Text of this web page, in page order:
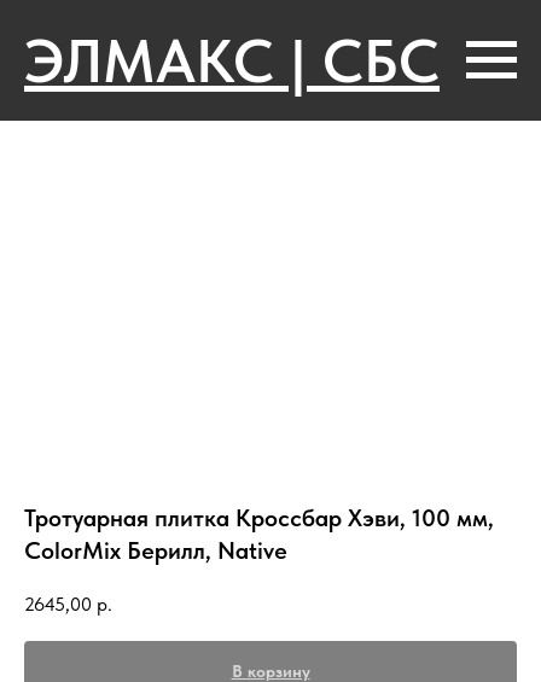
ЭЛМАКС | СБС
Тротуарная плитка Кроссбар Хэви, 100 мм,
ColorMix Берилл, Native
2645,00 р.
В корзину